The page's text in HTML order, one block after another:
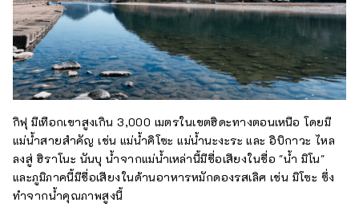
กิฟุ มีเทือกเขาสูงเกิน 3,000 เมตรในเขตฮิดะทางตอนเหนือ โดยมี
แม่น้ำสายสำคัญ เช่น แม่น้ำคิโซะ แม่น้ำนะงะระ และ อิบิกาวะ ไหล
ลงสู่ ฮิราโนะ นันบุ น้ำจากแม่น้ำเหล่านี้มีชื่อเสียงในชื่อ "น้ำ มิโน"
และภูมิภาคนี้มีชื่อเสียงในด้านอาหารหมักดองรสเลิศ เช่น มิโซะ ซึ่ง
ทำจากน้ำคุณภาพสูงนี้